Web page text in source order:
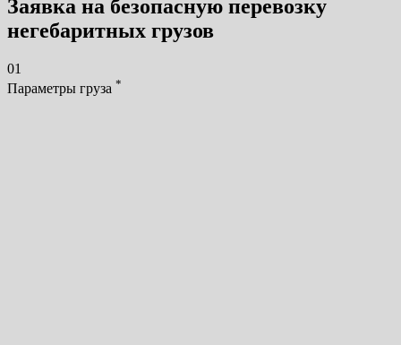
Заявка на безопасную перевозку
негебаритных грузов
01
Параметры груза *